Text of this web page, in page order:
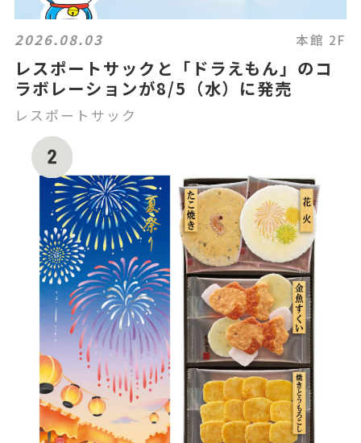
2026.08.03 本館 2F
レスポートサックと「ドラえもん」のコ
ラボレーションが8/5（水）に発売
レスポートサック